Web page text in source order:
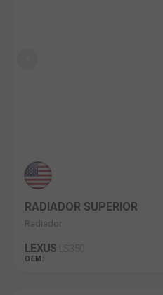
RADIADOR SUPERIOR
Radiador
LEXUS
OEM: